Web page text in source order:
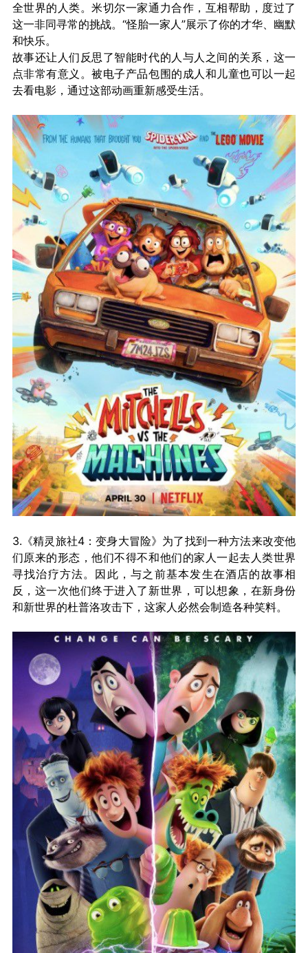
全世界的人类。米切尔一家通力合作，互相帮助，度过了
这一非同寻常的挑战。“怪胎一家人”展示了你的才华、幽默
和快乐。
故事还让人们反思了智能时代的人与人之间的关系，这一
点非常有意义。被电子产品包围的成人和儿童也可以一起
去看电影，通过这部动画重新感受生活。
3.《精灵旅社4：变身大冒险》为了找到一种方法来改变他
们原来的形态，他们不得不和他们的家人一起去人类世界
寻找治疗方法。因此，与之前基本发生在酒店的故事相
反，这一次他们终于进入了新世界，可以想象，在新身份
和新世界的杜普洛攻击下，这家人必然会制造各种笑料。